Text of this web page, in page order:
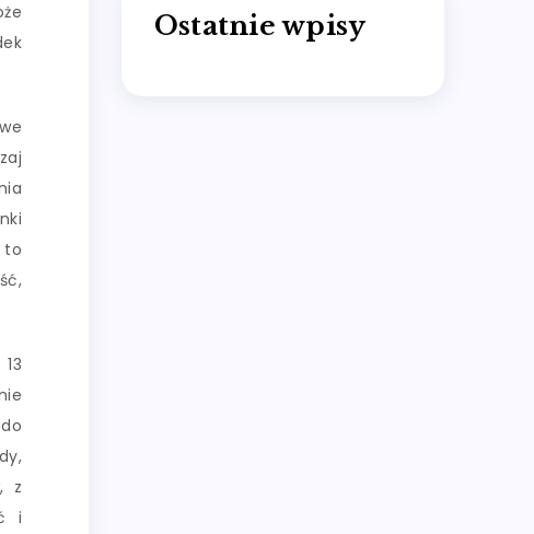
to
z
i
Ostatnie wpisy